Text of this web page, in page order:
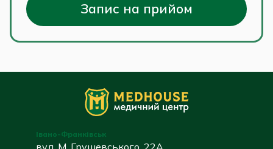
Запис на прийом
Івано-Франківськ
вул. М. Грушевського, 22А